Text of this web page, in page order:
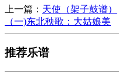
上一篇： 天使（架子鼓谱）
（一)东北秧歌：大姑娘美
推荐乐谱